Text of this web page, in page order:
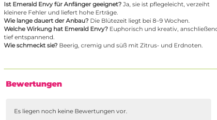
Ist Emerald Envy für Anfänger geeignet? Ja, sie ist pflegeleicht, verzeiht
kleinere Fehler und liefert hohe Erträge.
Wie lange dauert der Anbau? Die Blütezeit liegt bei 8–9 Wochen.
Welche Wirkung hat Emerald Envy? Euphorisch und kreativ,
tief entspannend.
Wie schmeckt sie? Beerig, cremig und süß mit Zitrus- und Erdnoten.
Bewertungen
Es liegen noch keine Bewertungen vor.